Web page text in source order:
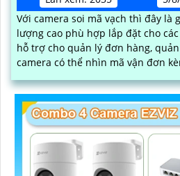
Với camera soi mã vạch thì đây là
lượng cao phù hợp lắp đặt cho
hỗ trợ cho quản lý đơn hàng,
camera có thể nhìn mã vận đơn
được quy trình đóng gói hàng
hàng trực tiếp trên phần mềm